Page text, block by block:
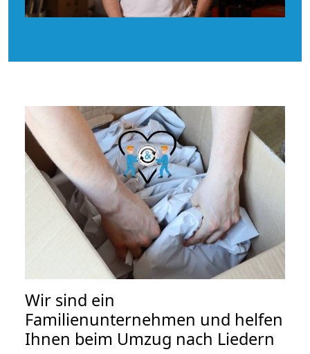
Wir sind ein
Familienunternehmen und helfen
Ihnen beim Umzug nach Liedern